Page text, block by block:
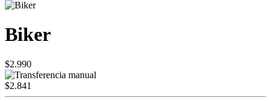
Biker
$2.990
$2.841